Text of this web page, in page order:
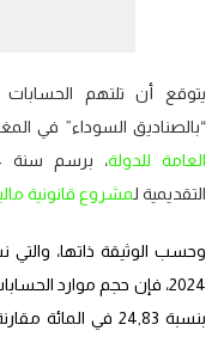
يتوقع أن تلتهم
“بالصناديق السوداء” في المغرب ما
العامة للدولة
التقديمية لمشروع قانونية مالية
وحسب الوثيقة ذاتها،
2024، فإن حجم موارد